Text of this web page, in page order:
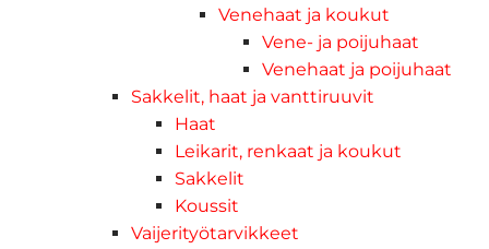
Venehaat ja koukut
Vene- ja poijuhaat
Venehaat ja poijuhaat
Sakkelit, haat ja vanttiruuvit
Haat
Leikarit, renkaat ja koukut
Sakkelit
Koussit
Vaijerityötarvikkeet